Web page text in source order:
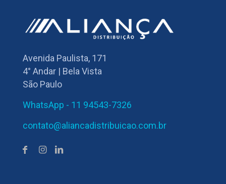
Avenida Paulista, 171
4° Andar | Bela Vista
São Paulo
WhatsApp - 11 94543-7326
contato@aliancadistribuicao.com.br